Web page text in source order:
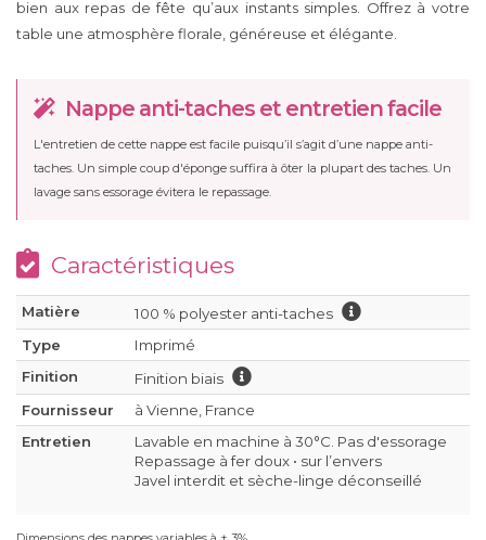
bien aux repas de fête qu’aux instants simples. Offrez à votre
table une atmosphère florale, généreuse et élégante.
Nappe anti-taches et entretien facile
L'entretien de cette nappe est facile puisqu’il s’agit d’une nappe anti-
taches. Un simple coup d'éponge suffira à ôter la plupart des taches. Un
lavage sans essorage évitera le repassage.
Caractéristiques
Matière
100 % polyester anti-taches
Type
Imprimé
Finition
Finition biais
Fournisseur
à Vienne, France
Entretien
Lavable en machine à 30°C. Pas d'essorage
Repassage à fer doux • sur l’envers
Javel interdit et sèche-linge déconseillé